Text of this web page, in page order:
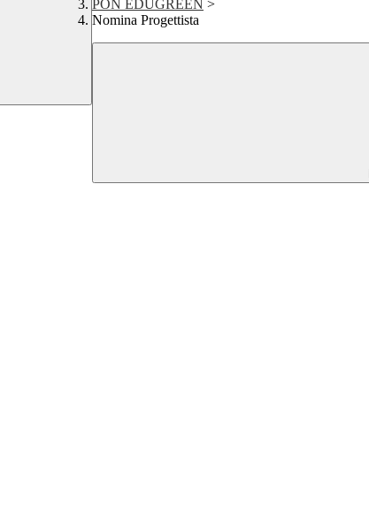
PON EDUGREEN >
Nomina Progettista